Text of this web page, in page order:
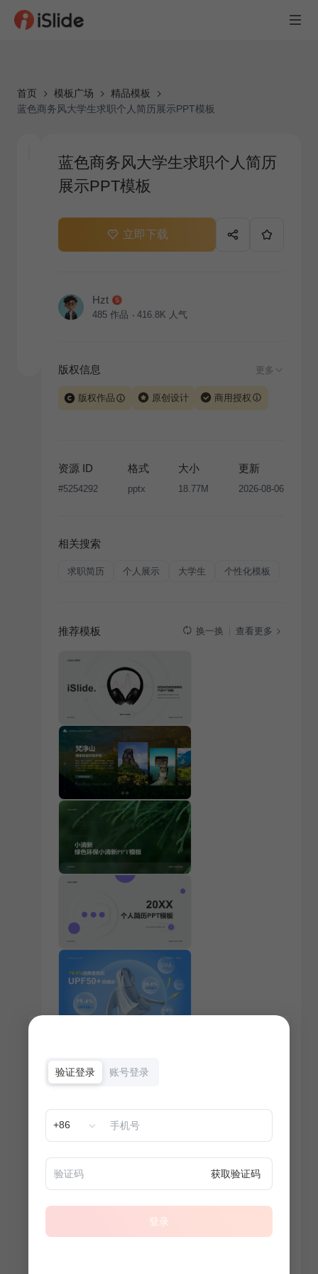
首页 模板广场
精品模板
蓝色商务风大学生求职个人简历展示PPT模板
蓝色商务风大学生求职个人简历
展示PPT模板
立即下载
Hzt
485 作品 416.8K 人气
版权信息 更多
版权作品 原创设计 商用授权
版权声明
条款，禁止任何形式的转让、出售或出租，未
经投权许可任何人不得擅自转载和分发，否则将接照我
资源 ID
#5254292
格式
pptx
大小
18.77M
更新
2026-08-06
相关搜索
求职简历 个人展示 大学生 个性化模板
推荐模板 换一换 查看更多
验证登录 账号登录
+86
获取验证码
登录